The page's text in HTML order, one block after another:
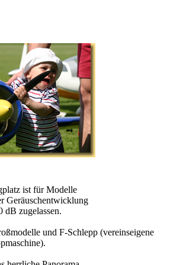
ist für Modelle
Geräuschentwicklung
dB zugelassen.
und F-Schlepp (vereinseigene